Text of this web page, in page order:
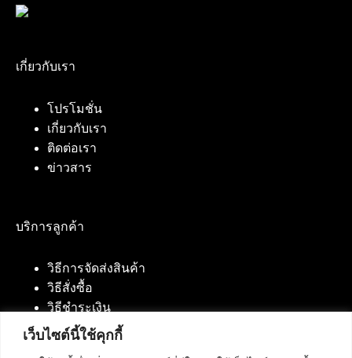
เว็บไซต์นี้ใช้คุกกี้
เกี่ยวกับเรา
โปรโมชั่น
เกี่ยวกับเรา
ติดต่อเรา
ข่าวสาร
บริการลูกค้า
วิธีการจัดส่งสินค้า
วิธีสั่งซื้อ
วิธีชำระเงิน